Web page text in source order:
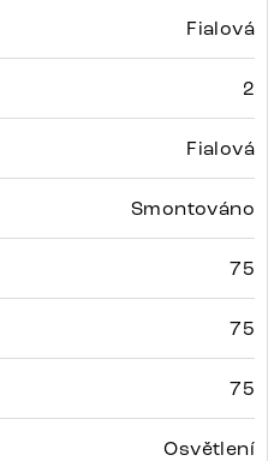
Fialová
2
Fialová
Smontováno
75
75
75
Osvětlení